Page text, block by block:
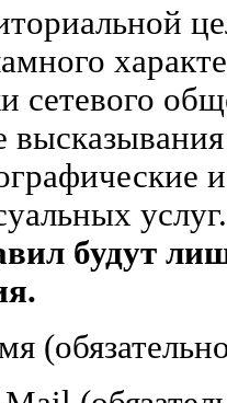
сетевого
услуг.
будут